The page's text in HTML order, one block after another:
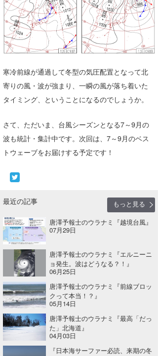
寒冷前線が通過して冬型の気圧配置となって北
寄りの風・波が強まり、一瞬の風が落ち着いた
タイミング、ということになるのでしょうか。
さて、ただいま、台風シーズンとなる7～9月の
波も統計・集計中です。次回は、7～9月のベス
トウェーブをお届けする予定です！
最近の記事
もっと見る
唐澤予報士のウラナミ『越境台風』
07月29日
唐澤予報士のウラナミ『エルニーニ
ョ発生。波はどうなる？！』
06月25日
唐澤予報士のウラナミ『前線ブロッ
クって本当！？』
05月14日
唐澤予報士のウラナミ『最高「だっ
た」北海道』
04月03日
『日本海サーファー必読、来期の冬